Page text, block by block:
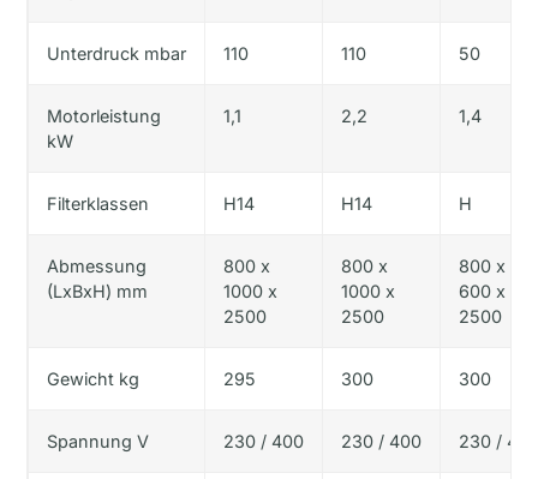
Unterdruck mbar 110 110 50
Motorleistung
kW
1,1 2,2 1,4
Filterklassen H14 H14 H
Abmessung
(LxBxH) mm
800 x
1000 x
2500
800 x
1000 x
2500
800 x
600 x
2500
Gewicht kg 295 300 300
Spannung V 230 / 400 230 / 400 230 /